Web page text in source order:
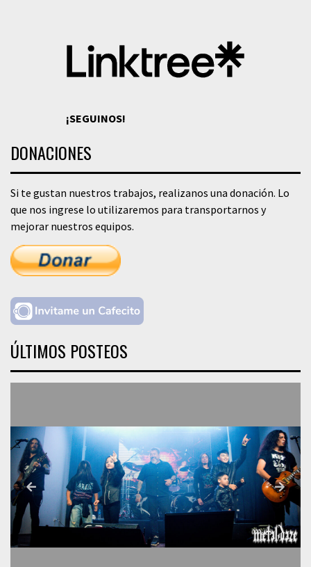
¡SEGUINOS!
DONACIONES
Si te gustan nuestros trabajos, realizanos una donación. Lo
que nos ingrese lo utilizaremos para transportarnos y
mejorar nuestros equipos.
ÚLTIMOS POSTEOS